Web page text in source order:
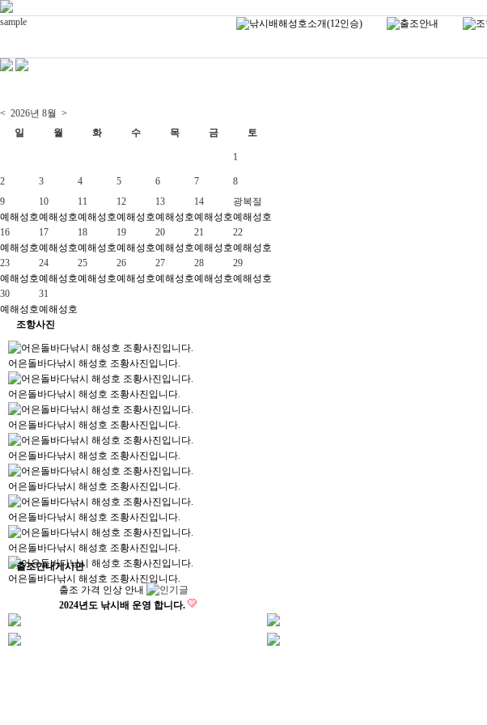
sample
< 2026년 8월 >
일
월 화 수 목 금 토
1
2 3 4 5 6 7
8
9
예 해성호
10
예 해성호
11
예 해성호
12
예 해성호
13
예 해성호
14
예 해성호
광복절
예 해성호
16
예 해성호
17
예 해성호
18
예 해성호
19
예 해성호
20
예 해성호
21
예 해성호
22
예 해성호
23
예 해성호
24
예 해성호
25
예 해성호
26
예 해성호
27
예 해성호
28
예 해성호
29
예 해성호
30
예 해성호
31
예 해성호
조항사진
어은돌바다낚시 해성호 조황사진입니다.
어은돌바다낚시 해성호 조황사진입니다.
어은돌바다낚시 해성호 조황사진입니다.
어은돌바다낚시 해성호 조황사진입니다.
어은돌바다낚시 해성호 조황사진입니다.
어은돌바다낚시 해성호 조황사진입니다.
어은돌바다낚시 해성호 조황사진입니다.
어은돌바다낚시 해성호 조황사진입니다.
출조안내게시판
출조 가격 인상 안내
2024년도 낚시배 운영 합니다.